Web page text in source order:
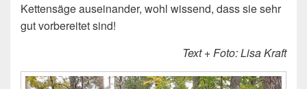
Kettensäge auseinander, wohl wissend, dass sie sehr
gut vorbereitet sind!
Text + Foto: Lisa Kraft